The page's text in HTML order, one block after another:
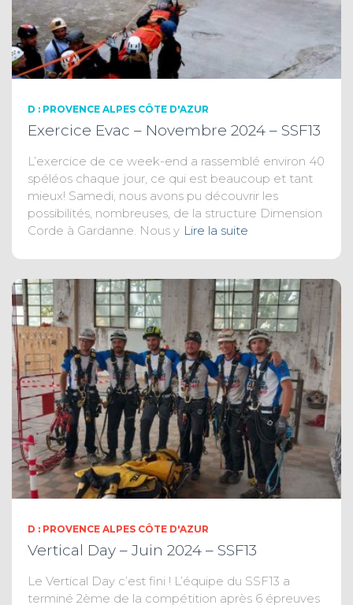
D : PROVENCE ALPES CÔTE D'AZUR
Exercice Evac – Novembre 2024 – SSF13
L’exercice de ce week-end a rassemblé environ 40
spéléos chaque jour, ce qui est beaucoup et tant
mieux! Samedi, nous avons pu découvrir les
possibilités, nombreuses, de la structure Dimension
Corde à Gardanne. Nous y Lire la suite
D : PROVENCE ALPES CÔTE D'AZUR
Vertical Day – Juin 2024 – SSF13
Le Vertical Day c’est fini ! L’équipe du SSF13 a
terminé 2ème de la compétition après 6 épreuves